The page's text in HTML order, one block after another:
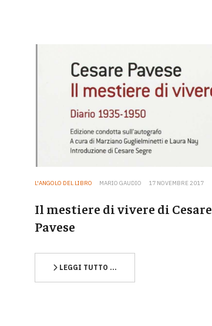
L'ANGOLO DEL LIBRO MARIO GAUDIO 17 NOVEMBRE 2017
Il mestiere di vivere di Cesare
Pavese
LEGGI TUTTO …